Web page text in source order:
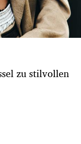
zu stilvollen